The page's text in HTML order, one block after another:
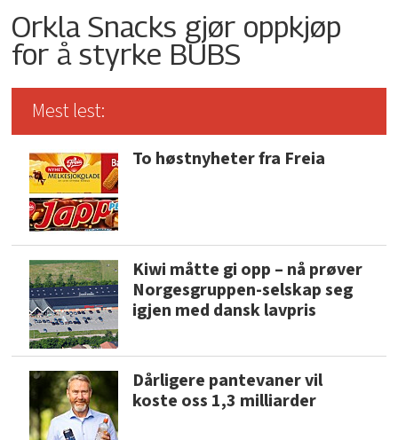
Orkla Snacks gjør oppkjøp
for å styrke BUBS
Mest lest:
To høstnyheter fra Freia
Kiwi måtte gi opp – nå prøver
Norgesgruppen-selskap seg
igjen med dansk lavpris
Dårligere pantevaner vil
koste oss 1,3 milliarder